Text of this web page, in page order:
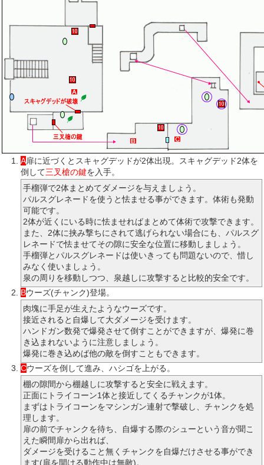
A扉に近づくとスキャグデッドが2体出現。スキャグデッド2体を
倒して三叉槍の鍵を入手。
手榴弾で2体まとめてダメージを与えましょう。
パルスグレネードを使うと怯ませる事ができます。体術も発動
可能です。
2体が近くにいる時に怯ませればまとめて体術で攻撃できます。
また、2体に挟み撃ちにされて逃げられない場合にも、パルスグ
レネードで怯ませてその隙に安全な位置に移動しましょう。
手榴弾とパルスグレネードは使いきっても問題ないので、惜し
みなく使いましょう。
泉の周りを移動しつつ、泉越しに攻撃すると比較的安全です。
Bウーズ(チャンク)登場。
肉塊に手足が生えたようなウーズです。
接近されると自爆して大ダメージを受けます。
ハンドガン数発で爆発させて倒すことができますが、爆発に巻
き込まれないように注意しましょう。
爆発に巻き込めば他の敵を倒すこともできます。
Cウーズを倒して進み、ハシゴを上がる。
棚の隙間から棚越しに攻撃すると安全に戦えます。
正面にトライコーン1体と接近してくるチャンクが1体。
まずはトライコーンをマシンガン連射で撃破し、チャンクを処
理します。
扉の前でチャンクを待ち、自爆する際のシューという音が聞こ
えた瞬間扉から出れば、
ダメージを受けること無くチャンクを自爆だけさせる事ができ
ます(扉を開ける動作中は無敵)。